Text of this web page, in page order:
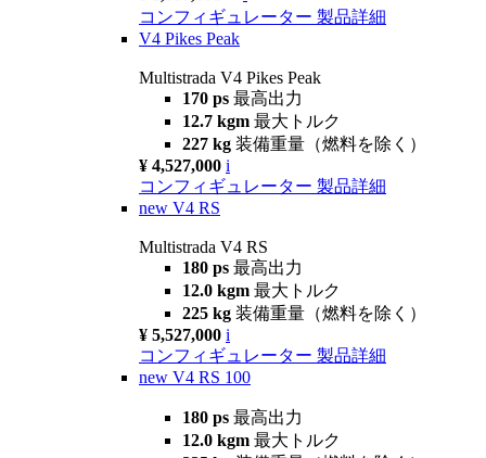
コンフィギュレーター 製品詳細
V4 Pikes Peak
Multistrada V4 Pikes Peak
170 ps 最高出力
12.7 kgm 最大トルク
227 kg 装備重量（燃料を除く）
¥ 4,527,000 i
コンフィギュレーター 製品詳細
new V4 RS
Multistrada V4 RS
180 ps 最高出力
12.0 kgm 最大トルク
225 kg 装備重量（燃料を除く）
¥ 5,527,000 i
コンフィギュレーター 製品詳細
new V4 RS 100
180 ps 最高出力
12.0 kgm 最大トルク